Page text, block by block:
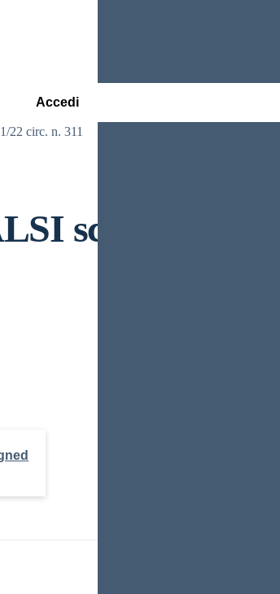
Accedi
22 circ. n. 311
scuola